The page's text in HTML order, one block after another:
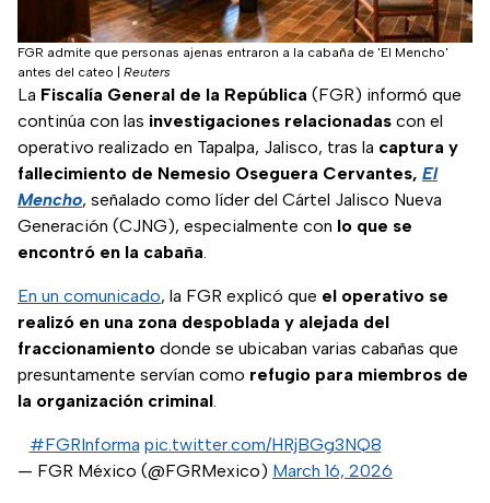
FGR admite que personas ajenas entraron a la cabaña de 'El Mencho'
antes del cateo
Reuters
La Fiscalía General de la República (FGR) informó que
continúa con las investigaciones relacionadas con el
operativo realizado en Tapalpa, Jalisco, tras la captura y
fallecimiento de Nemesio Oseguera Cervantes, El
Mencho, señalado como líder del Cártel Jalisco Nueva
Generación (CJNG), especialmente con lo que se
encontró en la cabaña.
En un comunicado, la FGR explicó que el operativo se
realizó en una zona despoblada y alejada del
fraccionamiento donde se ubicaban varias cabañas que
presuntamente servían como refugio para miembros de
la organización criminal.
#FGRInforma pic.twitter.com/HRjBGg3NQ8
— FGR México (@FGRMexico) March 16, 2026